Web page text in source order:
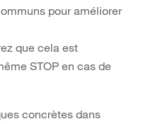
pour améliorer
que cela est
STOP en cas de
concrètes dans